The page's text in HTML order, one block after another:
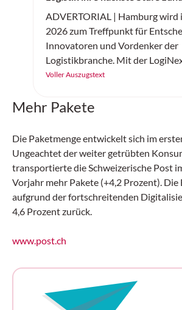
ADVERTORIAL | Hamburg wird
2026 zum Treffpunkt für
Innovatoren und Vordenker der
Logistikbranche. Mit der
Germany feiert am 14. und 15.
ihre Premiere – und setzt genau
resiliente Lieferketten,
KI, Automatisierung, Robotik
nachhaltige und urbane Logistik.
Voller Auszugstext
Mehr Pakete
Die Paketmenge entwickelt sich im
Ungeachtet der weiter getrübten
transportierte die Schweizerische Post
Vorjahr mehr Pakete (+4,2 Prozent). Die
aufgrund der fortschreitenden
4,6 Prozent zurück.
www.post.ch